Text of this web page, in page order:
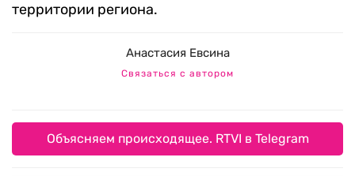
территории региона.
Анастасия Евсина
Связаться с автором
Объясняем происходящее. RTVI в Telegram